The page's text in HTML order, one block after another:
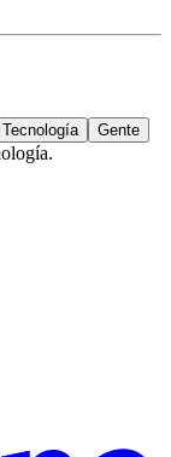
Tecnología Gente
.